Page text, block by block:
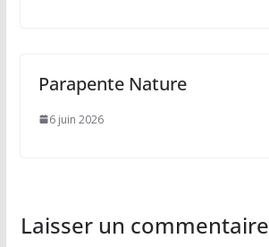
Parapente Nature
6 juin 2026
Laisser un commentaire